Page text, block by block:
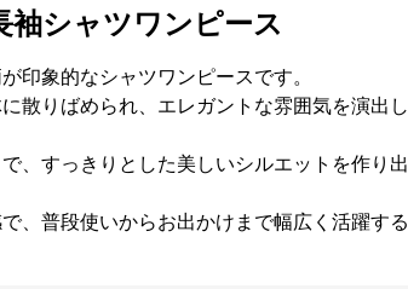
袖シャツワンピース
印象的なシャツワンピースです。
散りばめられ、エレガントな雰囲気を演出し
、すっきりとした美しいシルエットを作り出
、普段使いからお出かけまで幅広く活躍する